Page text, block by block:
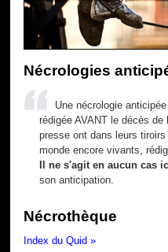
Nécrologies
Une nécrologie
rédigée AVANT le décès
presse ont dans leurs
monde encore vivants,
Il ne s'agit en aucun cas
son anticipation.
Nécrothèque
Index du Quid »